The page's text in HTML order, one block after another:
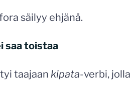
säilyy ehjänä.
saa toistaa
taajaan kipata-verbi,